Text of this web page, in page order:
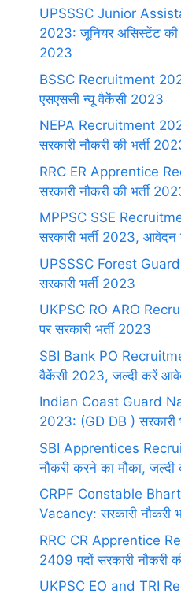
UPSSSC Junior
2023: जूनियर असिस्टेंट की
2023
BSSC Recruitment
एसएससी न्यू वैकेंसी 2023
NEPA Recruitment
सरकारी नौकरी की भर्ती
RRC ER Apprentice
सरकारी नौकरी की भर्ती
MPPSC SSE
सरकारी भर्ती 2023,
UPSSSC Forest
सरकारी भर्ती 2023
UKPSC RO ARO
पर सरकारी भर्ती 2023
SBI Bank PO
वैकेंसी 2023, जल्दी करें
Indian Coast Guard
2023: (GD DB ) सरकारी
SBI Apprentices
नौकरी करने का मौका,
CRPF Constable
Vacancy: सरकारी नौकरी
RRC CR Apprentice
2409 पदों सरकारी नौकरी
UKPSC EO and TRI